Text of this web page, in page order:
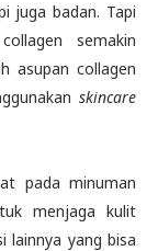
juga badan. Tapi
semakin
asupan collagen
skincare
pada minuman
menjaga kulit
lainnya yang bisa